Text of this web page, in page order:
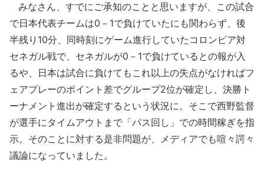
みなさん、すでにご承知のことと思いますが、この試合
で日本代表チームは0－1で負けていたにも関わらず、後
半残り10分、同時刻にゲーム進行していたコロンビア対
セネガル戦で、セネガルが0－1で負けているとの報が入
るや、日本は試合に負けてもこれ以上の失点がなければフ
ェアプレーのポイント差でグループ2位が確定し、決勝ト
ーナメント進出が確定するという状況に。そこで西野監督
が選手にタイムアウトまで「パス回し」での時間稼ぎを指
示。そのことに対する是非問題が、メディアでも喧々諤々
議論になっていました。